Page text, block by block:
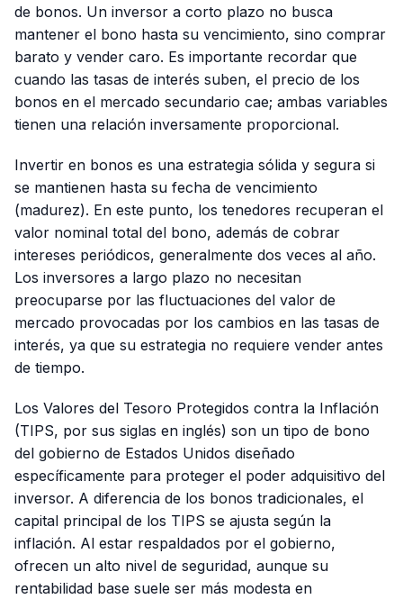
de bonos. Un inversor a corto plazo no busca
mantener el bono hasta su vencimiento, sino comprar
barato y vender caro. Es importante recordar que
cuando las tasas de interés suben, el precio de los
bonos en el mercado secundario cae; ambas variables
tienen una relación inversamente proporcional.
Invertir en bonos es una estrategia sólida y segura si
se mantienen hasta su fecha de vencimiento
(madurez). En este punto, los tenedores recuperan el
valor nominal total del bono, además de cobrar
intereses periódicos, generalmente dos veces al año.
Los inversores a largo plazo no necesitan
preocuparse por las fluctuaciones del valor de
mercado provocadas por los cambios en las tasas de
interés, ya que su estrategia no requiere vender antes
de tiempo.
Los Valores del Tesoro Protegidos contra la Inflación
(TIPS, por sus siglas en inglés) son un tipo de bono
del gobierno de Estados Unidos diseñado
específicamente para proteger el poder adquisitivo del
inversor. A diferencia de los bonos tradicionales, el
capital principal de los TIPS se ajusta según la
inflación. Al estar respaldados por el gobierno,
ofrecen un alto nivel de seguridad, aunque su
rentabilidad base suele ser más modesta en